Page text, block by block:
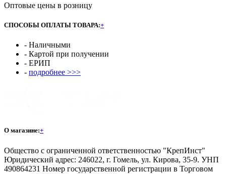
Оптовые цены в розницу
СПОСОБЫ ОПЛАТЫ ТОВАРА:+
- Наличными
- Картой при получении
- ЕРИП
- подробнее >>>
О магазине:+
Общество с ограниченной ответственностью "КрепИнст"
Юридический адрес: 246022, г. Гомель, ул. Кирова, 35-9. УНП
490864231 Номер государственной регистрации в Торговом